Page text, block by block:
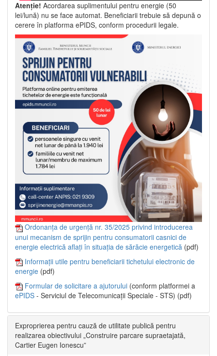
Atenție! Acordarea suplimentului pentru energie (50
lei/lună) nu se face automat. Beneficiarii trebuie să depună o
cerere în platforma ePIDS, conform procedurii legale.
Ordonanța de urgență nr. 35/2025 privind introducerea
unui mecanism de sprijin pentru consumatorii casnici de
energie electrică aflați în situația de sărăcie energetică (pdf)
Informații utile pentru beneficiarii tichetului electronic de
energie (pdf)
Formular de solicitare a ajutorului (conform platformei a
ePIDS - Serviciul de Telecomunicații Speciale - STS) (pdf)
Exproprierea pentru cauză de utilitate publică pentru
realizarea obiectivului „Construire parcare supraetajată,
Cartier Eugen Ionescu”